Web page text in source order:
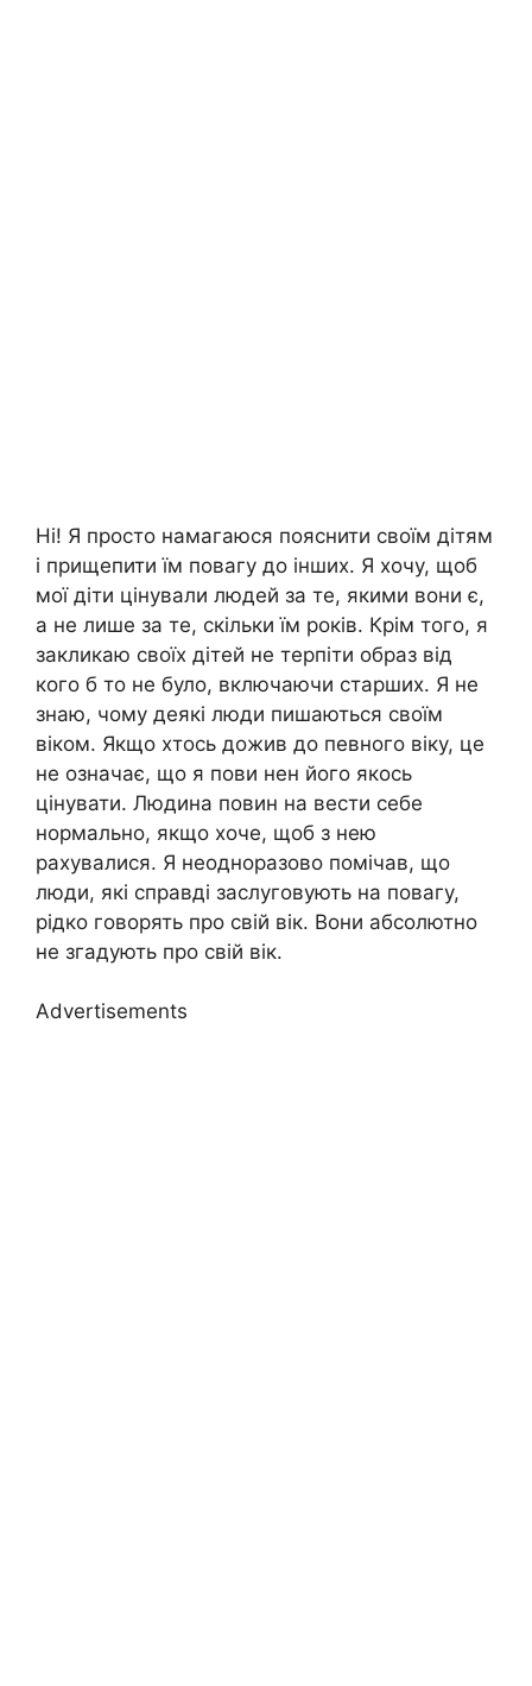
Ні! Я просто намагаюся пояснити своїм дітям
і прищепити їм повагу до інших. Я хочу, щоб
мої діти цінували людей за те, якими вони є,
а не лише за те, скільки їм років. Крім того, я
закликаю своїх дітей не терпіти образ від
кого б то не було, включаючи старших. Я не
знаю, чому деякі люди пишаються своїм
віком. Якщо хтось дожив до певного віку, це
не означає, що я пови нен його якось
цінувати. Людина повин на вести себе
нормально, якщо хоче, щоб з нею
рахувалися. Я неодноразово помічав, що
люди, які справді заслуговують на повагу,
рідко говорять про свій вік. Вони абсолютно
не згадують про свій вік.
Advertisements